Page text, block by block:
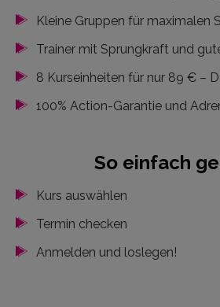
Kleine Gruppen für maximalen
Trainer mit Sprungkraft und
8 Kurseinheiten für nur 89 € –
100% Action-Garantie und
So einfach
Kurs auswählen
Termin checken
Anmelden und loslegen!